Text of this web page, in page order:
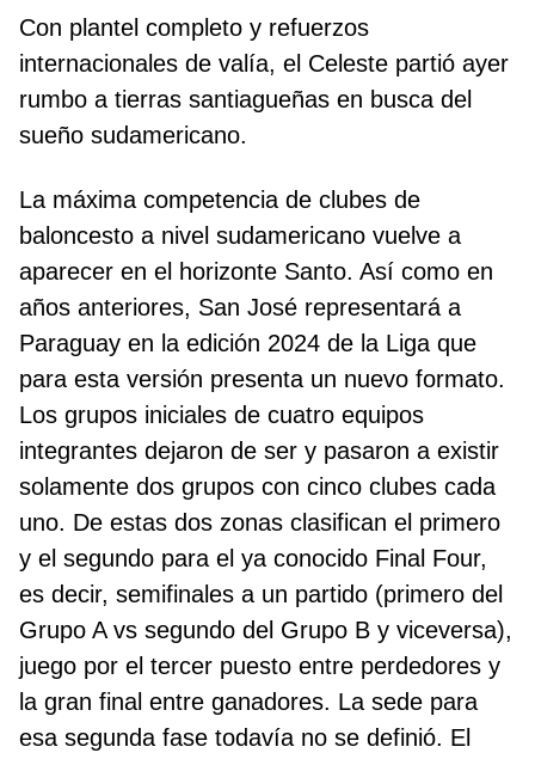
Con plantel completo y refuerzos
internacionales de valía, el Celeste partió ayer
rumbo a tierras santiagueñas en busca del
sueño sudamericano.
La máxima competencia de clubes de
baloncesto a nivel sudamericano vuelve a
aparecer en el horizonte Santo. Así como en
años anteriores, San José representará a
Paraguay en la edición 2024 de la Liga que
para esta versión presenta un nuevo formato.
Los grupos iniciales de cuatro equipos
integrantes dejaron de ser y pasaron a existir
solamente dos grupos con cinco clubes cada
uno. De estas dos zonas clasifican el primero
y el segundo para el ya conocido Final Four,
es decir, semifinales a un partido (primero del
Grupo A vs segundo del Grupo B y viceversa),
juego por el tercer puesto entre perdedores y
la gran final entre ganadores. La sede para
esa segunda fase todavía no se definió. El